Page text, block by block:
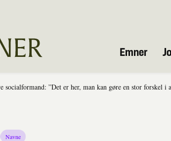
Emner
socialformand: ”Det er her, man kan gøre en stor forskel i
Navne